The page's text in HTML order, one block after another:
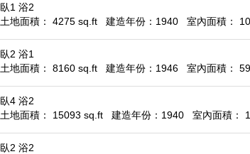
臥1 浴2
土地面積： 4275 sq.ft
建造年份：1940 室內面積：
臥2 浴1
土地面積： 8160 sq.ft
建造年份：1946 室內面積：
臥4 浴2
土地面積： 15093 sq.ft
建造年份：1940 室內面積：
臥2 浴2